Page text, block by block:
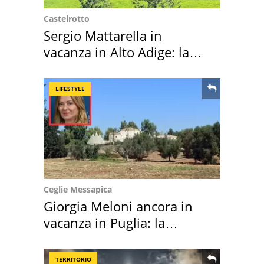
Castelrotto
Sergio Mattarella in
vacanza in Alto Adige: la
LIFESTYLE
Ceglie Messapica
Giorgia Meloni ancora in
vacanza in Puglia: la
TERRITORIO